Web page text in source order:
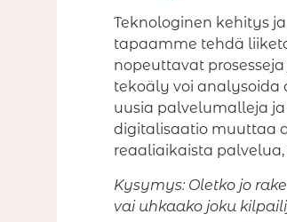
Teknologinen kehitys
tapaamme tehdä
nopeuttavat
tekoäly voi analysoida
uusia palvelumalleja
digitalisaatio muuttaa
reaaliaikaista
Kysymys: Oletko jo
vai uhkaako joku